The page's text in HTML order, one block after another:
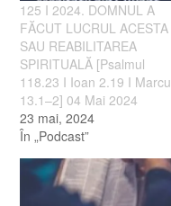
125 I 2024. DOMNUL A
FĂCUT LUCRUL ACESTA
SAU REABILITAREA
SPIRITUALĂ [Psalmul
118.23 I Ioan 2.19 I Marcu
13.1–2] 04 Mai 2024
23 mai, 2024
În „Podcast”